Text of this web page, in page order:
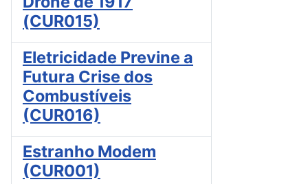
(CUR015)
Eletricidade Previne a
Futura Crise dos
Combustíveis
(CUR016)
Estranho Modem
(CUR001)